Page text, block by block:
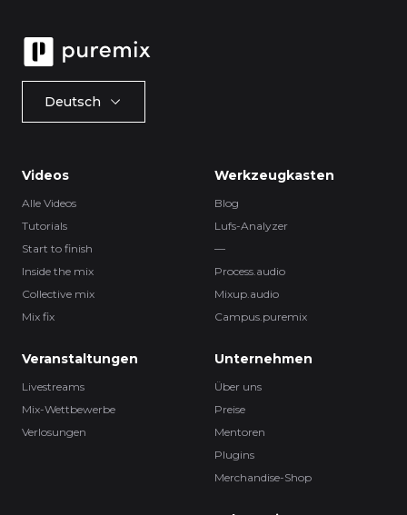
Deutsch
Videos
Alle Videos
Tutorials
Start to finish
Inside the mix
Collective mix
Mix fix
Werkzeugkasten
Blog
Lufs-Analyzer
—
Process.audio
Mixup.audio
Campus.puremix
Veranstaltungen
Livestreams
Mix-Wettbewerbe
Verlosungen
Unternehmen
Über uns
Preise
Mentoren
Plugins
Merchandise-Shop